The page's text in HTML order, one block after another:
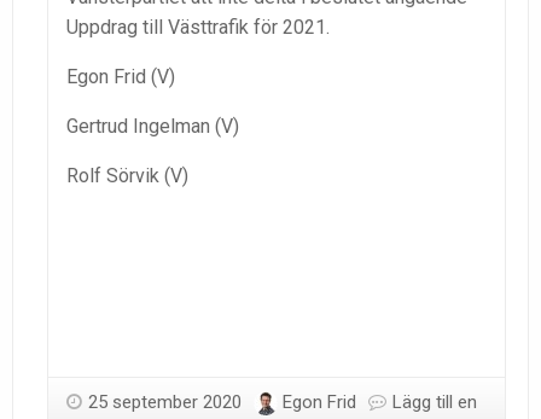
Uppdrag till Västtrafik för 2021.
Egon Frid (V)
Gertrud Ingelman (V)
Rolf Sörvik (V)
25 september 2020 Egon Frid
Lägg till en